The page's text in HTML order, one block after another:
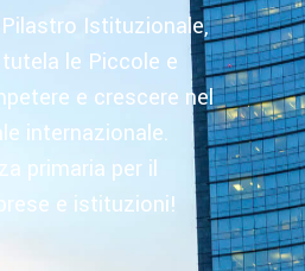
Istituzionale,
le Piccole e
e crescere nel
internazionale.
primaria per il
e istituzioni!